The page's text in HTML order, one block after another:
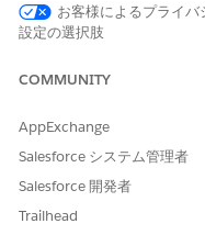
目標定義の作成
目標定義は、目標を使
名前、説明、カテゴリ
当てレコードにコピー
アクションプランテン
アクションプランテン
ると、アクションプラ
お客様によるプライバ
設定の選択肢
COMMUNITY
AppExchange
Salesforce システム管理者
Salesforce 開発者
Trailhead